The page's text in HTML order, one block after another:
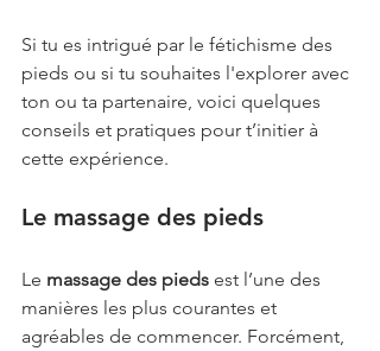
Si tu es intrigué par le fétichisme des
pieds ou si tu souhaites l'explorer avec
ton ou ta partenaire, voici quelques
conseils et pratiques pour t’initier à
cette expérience.
Le massage des pieds
Le massage des pieds est l’une des
manières les plus courantes et
agréables de commencer. Forcément,